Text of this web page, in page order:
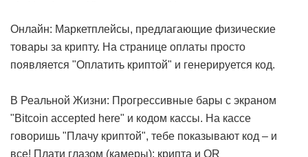
Онлайн: Маркетплейсы, предлагающие физические
товары за крипту. На странице оплаты просто
появляется "Оплатить криптой" и генерируется код.
В Реальной Жизни: Прогрессивные бары с экраном
"Bitcoin accepted here" и кодом кассы. На кассе
говоришь "Плачу криптой", тебе показывают код – и
все! Плати глазом (камеры): крипта и QR